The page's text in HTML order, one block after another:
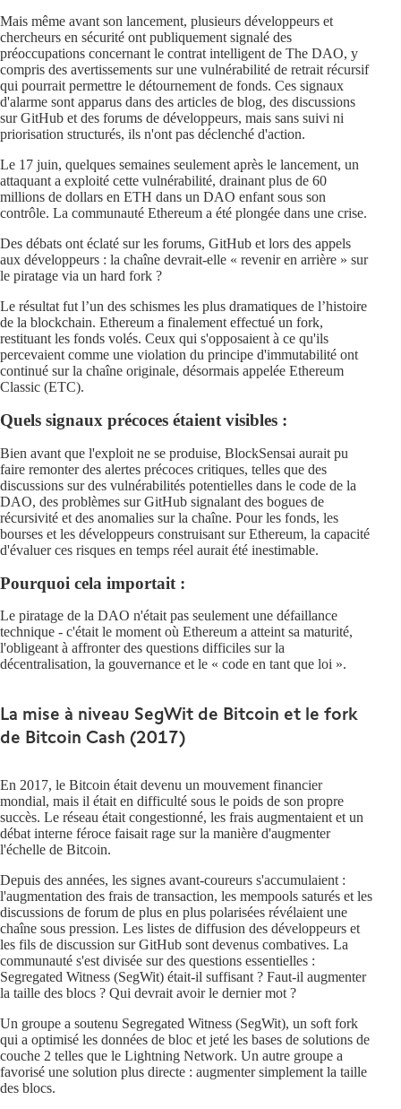
Mais même avant son lancement, plusieurs développeurs et
chercheurs en sécurité ont publiquement signalé des
préoccupations concernant le contrat intelligent de The DAO, y
compris des avertissements sur une vulnérabilité de retrait récursif
qui pourrait permettre le détournement de fonds. Ces signaux
d'alarme sont apparus dans des articles de blog, des discussions
sur GitHub et des forums de développeurs, mais sans suivi ni
priorisation structurés, ils n'ont pas déclenché d'action.
Le 17 juin, quelques semaines seulement après le lancement, un
attaquant a exploité cette vulnérabilité, drainant plus de 60
millions de dollars en ETH dans un DAO enfant sous son
contrôle. La communauté Ethereum a été plongée dans une crise.
Des débats ont éclaté sur les forums, GitHub et lors des appels
aux développeurs : la chaîne devrait-elle « revenir en arrière » sur
le piratage via un hard fork ?
Le résultat fut l’un des schismes les plus dramatiques de l’histoire
de la blockchain. Ethereum a finalement effectué un fork,
restituant les fonds volés. Ceux qui s'opposaient à ce qu'ils
percevaient comme une violation du principe d'immutabilité ont
continué sur la chaîne originale, désormais appelée Ethereum
Classic (ETC).
Quels signaux précoces étaient visibles :
Bien avant que l'exploit ne se produise, BlockSensai aurait pu
faire remonter des alertes précoces critiques, telles que des
discussions sur des vulnérabilités potentielles dans le code de la
DAO, des problèmes sur GitHub signalant des bogues de
récursivité et des anomalies sur la chaîne. Pour les fonds, les
bourses et les développeurs construisant sur Ethereum, la capacité
d'évaluer ces risques en temps réel aurait été inestimable.
Pourquoi cela importait :
Le piratage de la DAO n'était pas seulement une défaillance
technique - c'était le moment où Ethereum a atteint sa maturité,
l'obligeant à affronter des questions difficiles sur la
décentralisation, la gouvernance et le « code en tant que loi ».
La mise à niveau SegWit de Bitcoin et le fork
de Bitcoin Cash (2017)
En 2017, le Bitcoin était devenu un mouvement financier
mondial, mais il était en difficulté sous le poids de son propre
succès. Le réseau était congestionné, les frais augmentaient et un
débat interne féroce faisait rage sur la manière d'augmenter
l'échelle de Bitcoin.
Depuis des années, les signes avant-coureurs s'accumulaient :
l'augmentation des frais de transaction, les mempools saturés et les
discussions de forum de plus en plus polarisées révélaient une
chaîne sous pression. Les listes de diffusion des développeurs et
les fils de discussion sur GitHub sont devenus combatives. La
communauté s'est divisée sur des questions essentielles :
Segregated Witness (SegWit) était-il suffisant ? Faut-il augmenter
la taille des blocs ? Qui devrait avoir le dernier mot ?
Un groupe a soutenu Segregated Witness (SegWit), un soft fork
qui a optimisé les données de bloc et jeté les bases de solutions de
couche 2 telles que le Lightning Network. Un autre groupe a
favorisé une solution plus directe : augmenter simplement la taille
des blocs.